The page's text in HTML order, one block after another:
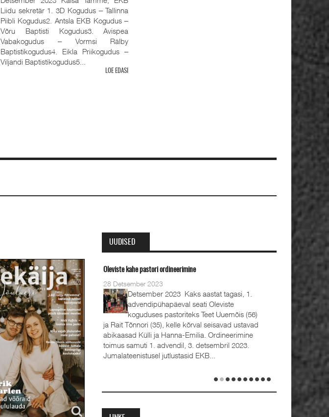
Liidu sekretär 1. 3D Kogudus ‒ Tallinna
Piibli Kogudus2. Antsla EKB Kogudus ‒
Võru Baptisti Kogudus3. Avispea
Vabakogudus ‒ Vormsi Rälby
Baptistikogudus4. Eikla Priikogudus ‒
Viljandi Baptistikogudus5...
LOE EDASI
UUDISED
Oleviste kahe pastori ordineerimine
28 Detsember 2023
Detsember 2023 Kaks aastat tagasi, 1.
advendipühapäeval seati Oleviste
koguduses pastoriteks Teet Uuemõis (56)
ja Rait Tõnnori (35), kelle kõrval seisavad ustavad
abikaasad Külli ja Hanna-Emilia. Ordineerimine
toimus samuti 1. advendil, 3. detsembril 2023.
Jumalateenistusel jutlustasid EKB...